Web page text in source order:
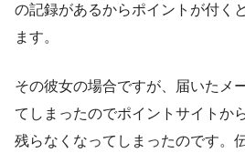
の記録があるからポイントが付く
ます。
その彼女の場合ですが、届いたメ
てしまったのでポイントサイトか
残らなくなってしまったのです。